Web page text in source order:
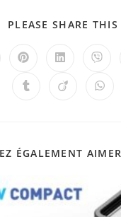
PLEASE SHARE THIS
ÉGALEMENT AIMER